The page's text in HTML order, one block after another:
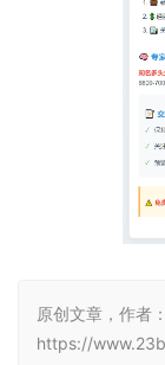
原创文章，作者
https://